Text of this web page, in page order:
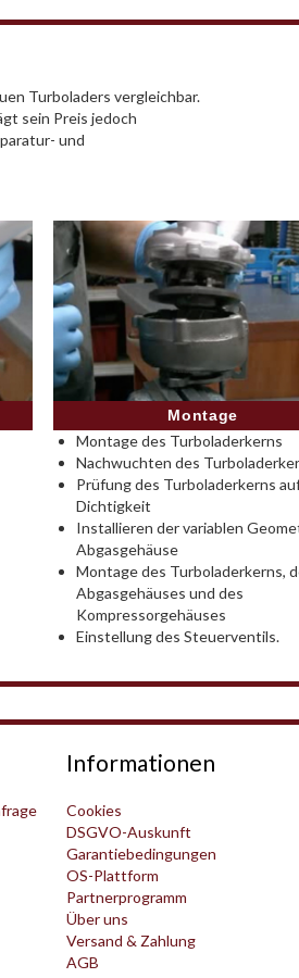
Turboladers vergleichbar.
sein Preis jedoch
und
Montage
Montage des Turboladerkerns
Nachwuchten des
Prüfung des Turboladerkerns
Dichtigkeit
Installieren der variablen
Abgasgehäuse
Montage des Turboladerkerns,
Abgasgehäuses und des
Kompressorgehäuses
Einstellung des Steuerventils.
Informationen
Cookies
DSGVO-Auskunft
Garantiebedingungen
OS-Plattform
Partnerprogramm
Über uns
Versand & Zahlung
AGB